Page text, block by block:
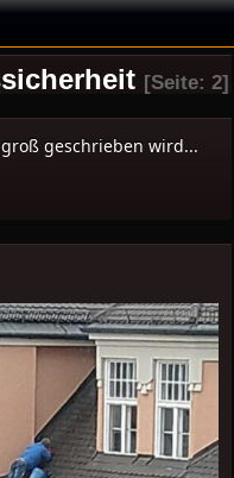
[Seite: 2]
geschrieben wird...